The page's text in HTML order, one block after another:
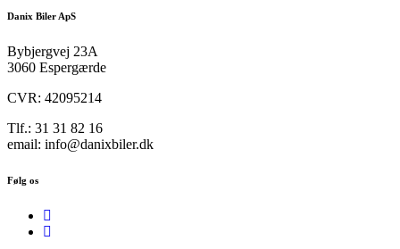
Danix Biler ApS
Bybjergvej 23A
3060 Espergærde
CVR: 42095214
Tlf.: 31 31 82 16
email: info@danixbiler.dk
Følg os